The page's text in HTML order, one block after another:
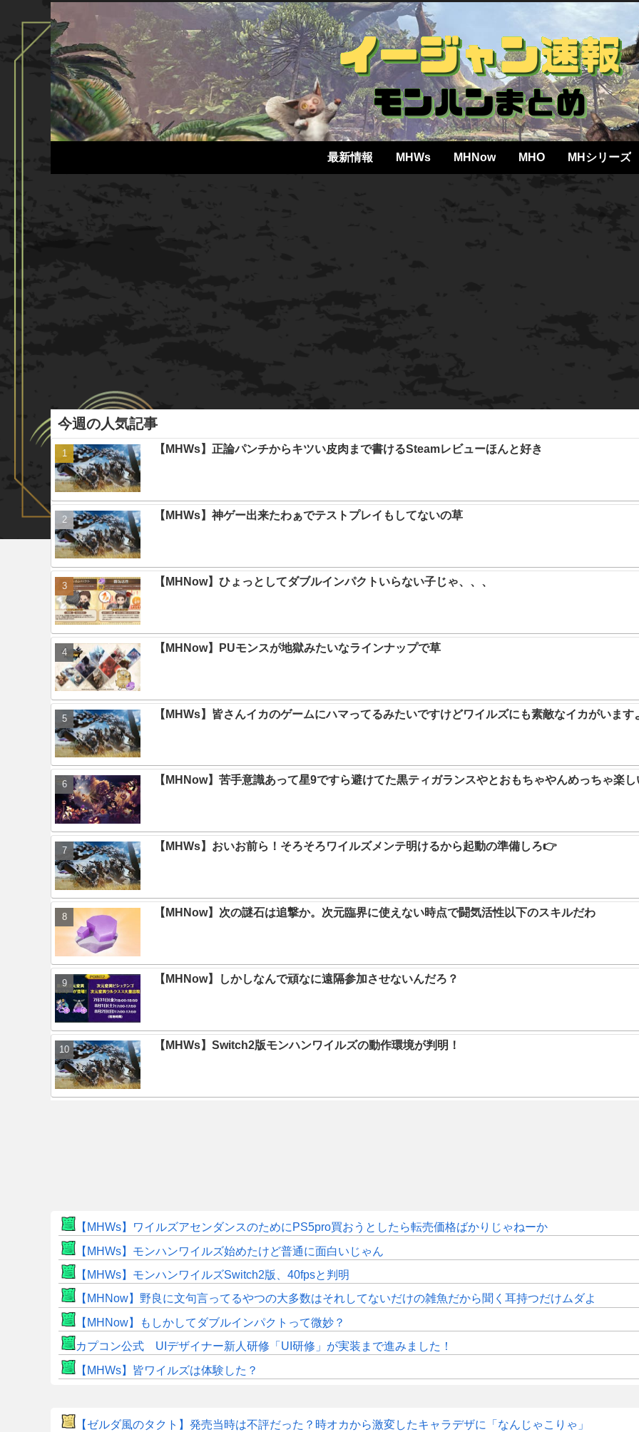
最新情報 MHWs MHNow MHO MHシリーズ
今週の人気記事
【MHWs】正論パンチからキツい皮肉まで書けるSteamレビューほんと好き
【MHWs】神ゲー出来たわぁでテストプレイもしてないの草
【MHNow】ひょっとしてダブルインパクトいらない子じゃ、、、
【MHNow】PUモンスが地獄みたいなラインナップで草
【MHWs】皆さんイカのゲームにハマってるみたいですけどワイルズにも素敵なイカがいます
【MHNow】苦手意識あって星9ですら避けてた黒ティガランスやとおもちゃやんめっちゃ楽し
【MHWs】おいお前ら！そろそろワイルズメンテ明けるから起動の準備しろ👉
【MHNow】次の謎石は追撃か。次元臨界に使えない時点で闘気活性以下のスキルだわ
【MHNow】しかしなんで頑なに遠隔参加させないんだろ？
【MHWs】Switch2版モンハンワイルズの動作環境が判明！
【MHWs】ワイルズアセンダンスのためにPS5pro買おうとしたら転売価格ばかりじゃねーか
【MHWs】モンハンワイルズ始めたけど普通に面白いじゃん
【MHWs】モンハンワイルズSwitch2版、40fpsと判明
【MHNow】野良に文句言ってるやつの大多数はそれしてないだけの雑魚だから聞く耳持つだけムダよ
【MHNow】もしかしてダブルインパクトって微妙？
カプコン公式 UIデザイナー新人研修「UI研修」が実装まで進みました！
【MHWs】皆ワイルズは体験した？
【ゼルダ風のタクト】発売当時は不評だった？時オカから激変したキャラデザに「なんじゃこりゃ」